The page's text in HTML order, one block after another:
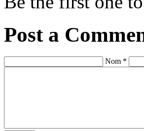
Post a
Nom *